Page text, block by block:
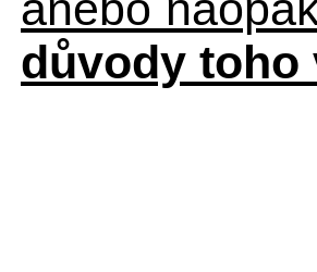
důvody toho